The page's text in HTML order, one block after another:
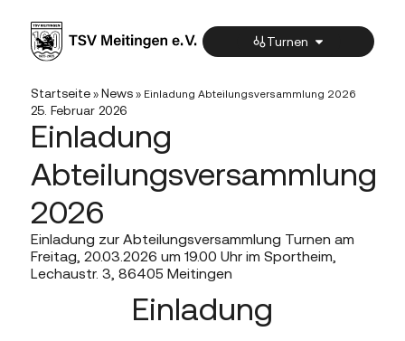
Turnen
Startseite» News» Einladung Abteilungsversammlung 2026
25. Februar 2026
Einladung
Abteilungsversammlung
2026
Einladung zur Abteilungsversammlung Turnen am
Freitag, 20.03.2026 um 19.00 Uhr im Sportheim,
Lechaustr. 3, 86405 Meitingen
Einladung